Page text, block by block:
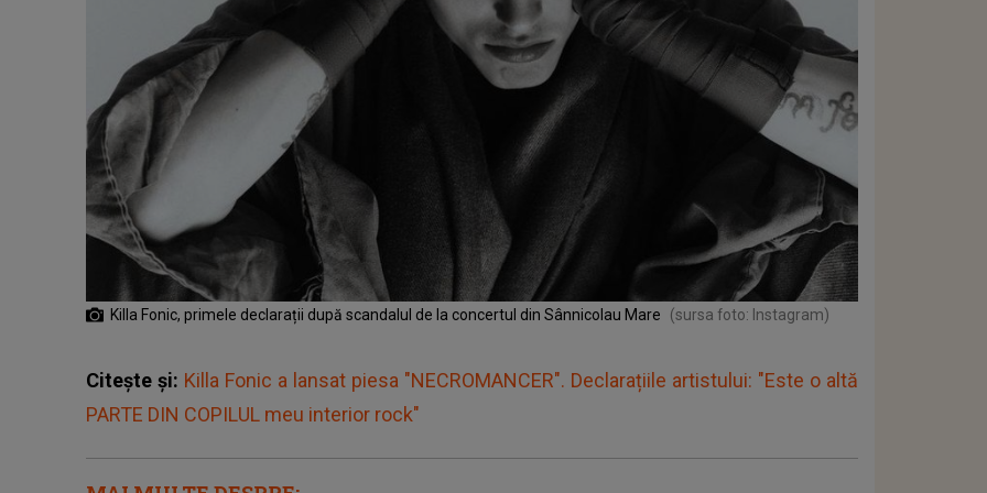
Killa Fonic, primele declarații după scandalul de la concertul din Sânnicolau Mare (sursa foto: Instagram)
Citește și: Killa Fonic a lansat piesa "NECROMANCER". Declarațiile artistului: "Este o altă
PARTE DIN COPILUL meu interior rock"